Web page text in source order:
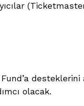
desteklerini
olacak.